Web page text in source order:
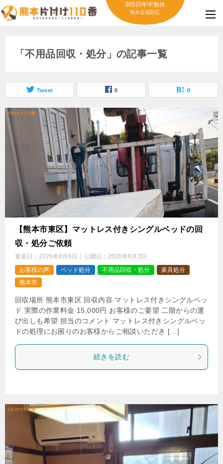
365日年中無休
熊本全域対応
「不用品回収・処分」の記事一覧
Tweet 0 0
【熊本市東区】マットレス付きシングルベッドの回
収・処分ご依頼
更新日： 2026年8月6日 公開日： 2026年8月3日
お客様の声
ベッド処分 不用品回収・処分
家具処分
熊本市
回収場所 熊本市東区 回収内容 マットレス付きシングルベッ
ド 実際の作業料金 15,000円 お客様のご要望 二階からの運
び出しも希望 担当のコメント マットレス付きシングルベッ
ドの処理にお困りのお客様からご相談いただき […]
続きを読む